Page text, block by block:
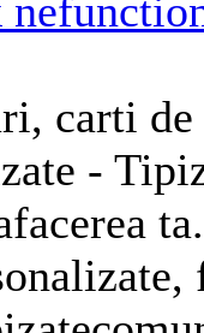
carti
-
,